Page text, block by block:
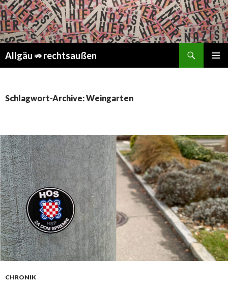
Allgäu ⇏ rechtsaußen
Springe
zum
Schlagwort-Archive: Weingarten
CHRONIK